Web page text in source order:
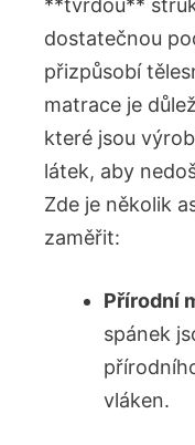
**tvrdou**
dostatečnou
přizpůsobí⁢
matrace je
⁣které jsou
látek, aby
Zde je několik
zaměřit:
Přírodní
spánek
vláken.